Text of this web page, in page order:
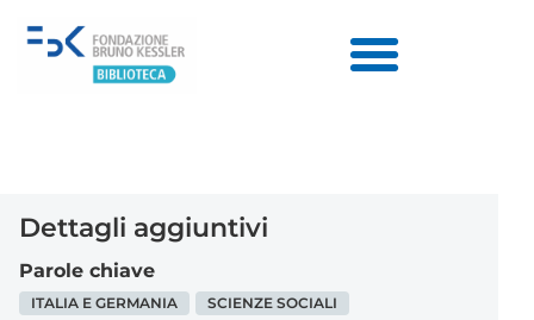
Dettagli aggiuntivi
Parole chiave
ITALIA E GERMANIA SCIENZE SOCIALI